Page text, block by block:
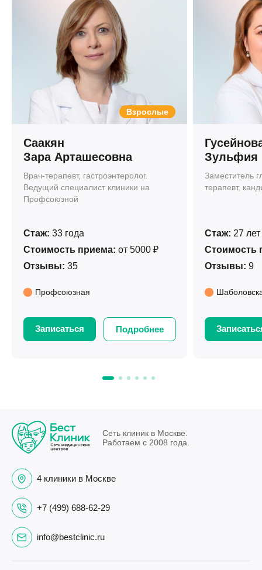
Взрослые
Саакян
Зара Арташесовна
Врач-терапевт, гастроэнтеролог.
Ведущий специалист клиники на
Профсоюзной
Стаж: 33 года
Стоимость приема: от 5000 ₽
Отзывы: 35
Профсоюзная
Записаться Подробнее
Зульфия
Заместитель
терапевт,
Стаж: 27 лет
Стоимость
Отзывы: 9
Сеть клиник в Москве.
Работаем с 2008 года.
4 клиники в Москве
+7 (499) 688-62-29
info@bestclinic.ru